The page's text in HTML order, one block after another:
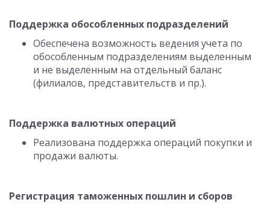
Поддержка обособленных подразделений
Обеспечена возможность ведения учета по
обособленным подразделениям выделенным
и не выделенным на отдельный баланс
(филиалов, представительств и пр.).
Поддержка валютных операций
Реализована поддержка операций покупки и
продажи валюты.
Регистрация таможенных пошлин и сборов